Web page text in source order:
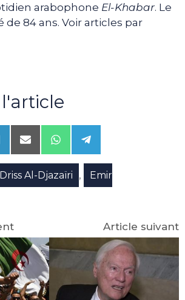
arabophone El-Khabar. Le
84 ans. Voir articles par
Share
on
Email
Share
on
WhatsApp
Share
on
Telegram
Driss Al-Djazaïri ,
Emir
Article suivant